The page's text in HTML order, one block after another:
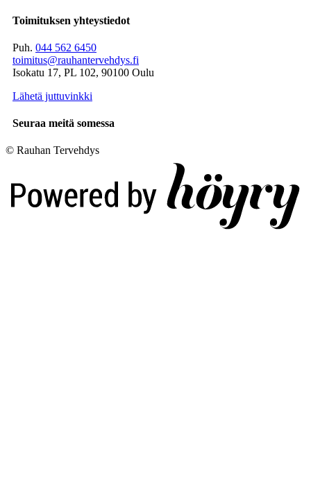
Toimituksen yhteystiedot
Puh. 044 562 6450
toimitus@rauhantervehdys.fi
Isokatu 17, PL 102, 90100 Oulu
Lähetä juttuvinkki
Seuraa meitä somessa
© Rauhan Tervehdys